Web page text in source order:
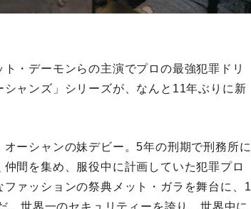
・デーモンらの主演でプロの最強犯罪ドリ
ャンズ」シリーズが、なんと11年ぶりに新
ーシャンの妹デビー。5年の刑期で刑務所に
間を集め、服役中に計画していた犯罪プロ
ァッションの祭典メット・ガラを舞台に、1
世界一のセキュリティーを誇り、世界中に